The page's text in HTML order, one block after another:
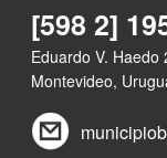
[598 2]
Eduardo V.
Montevideo,